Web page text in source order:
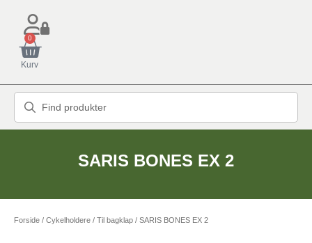
0
Kurv
SARIS BONES EX 2
Forside / Cykelholdere / Til bagklap / SARIS BONES EX 2